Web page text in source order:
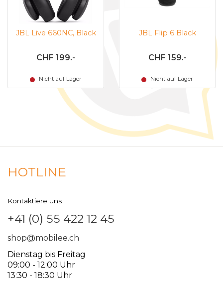
JBL Live 660NC, Black
CHF 199.-
Nicht auf Lager
JBL Flip 6 Black
CHF 159.-
Nicht auf Lager
HOTLINE
Kontaktiere uns
+41 (0) 55 422 12 45
shop@mobilee.ch
Dienstag bis Freitag
09:00 - 12:00 Uhr
13:30 - 18:30 Uhr